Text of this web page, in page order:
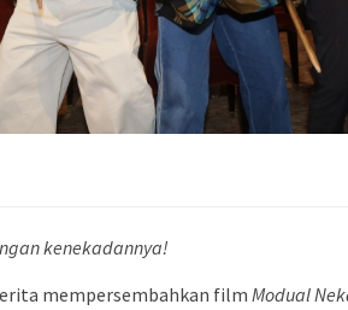
kenekadannya!
mempersembahkan film Modual